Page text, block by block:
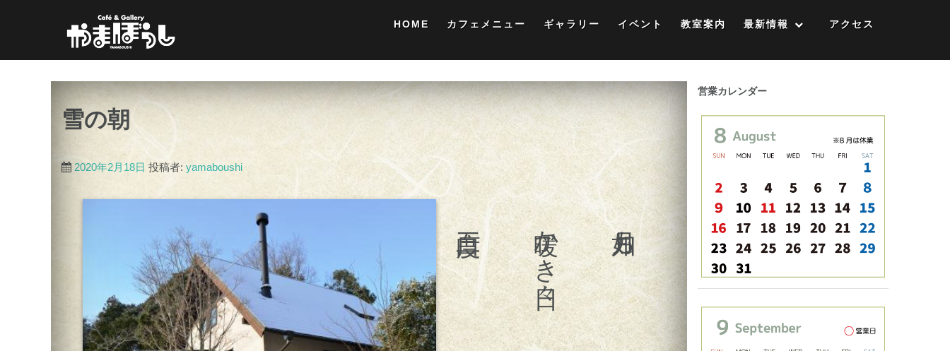
HOME カフェメニュー ギャラリー イベント 教室案内 最新情報 アクセス
雪の朝
2020年2月18日 投稿者: yamaboushi
如月も
暖かき日々
営業カレンダー